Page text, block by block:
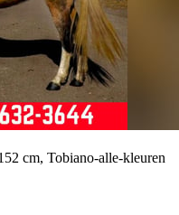
cm, Tobiano-alle-kleuren